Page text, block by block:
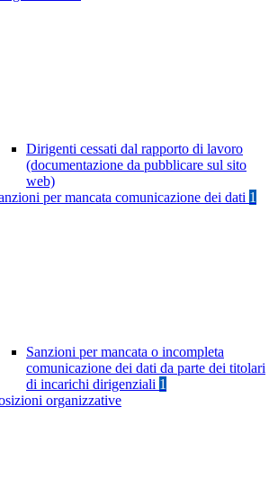
Dirigenti cessati dal rapporto di lavoro
(documentazione da pubblicare sul sito
web)
per mancata comunicazione dei dati 1
Sanzioni per mancata o incompleta
comunicazione dei dati da parte dei titolari
di incarichi dirigenziali 1
organizzative